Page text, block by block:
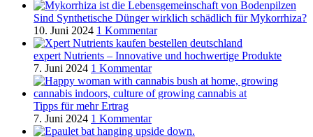
Sind Synthetische Dünger wirklich schädlich für Mykorrhiza?
10. Juni 2024 1 Kommentar
expert Nutrients – Innovative und hochwertige Produkte
7. Juni 2024 1 Kommentar
Tipps für mehr Ertrag
7. Juni 2024 1 Kommentar